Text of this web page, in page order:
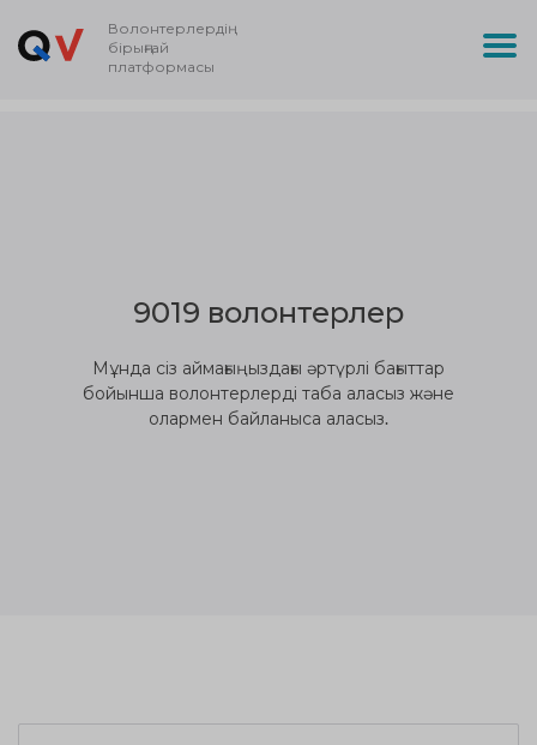
Волонтерлердің
бірыңғай
платформасы
9019 волонтерлер
Мұнда сіз аймағыңыздағы әртүрлі бағыттар
бойынша волонтерлерді таба аласыз және
олармен байланыса аласыз.